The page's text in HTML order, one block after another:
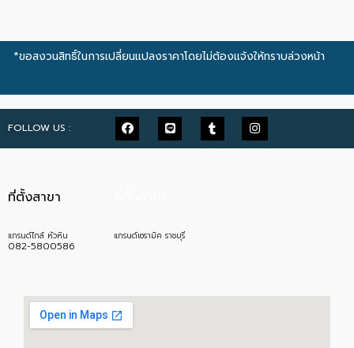
*ขอสงวนสิทธิ์ในการเปลี่ยนแปลงราคาโดยไม่ต้องแจ้งให้ทราบล่วงหน้า
FOLLOW US :
ที่ตั้งสาขา
แกรนด์ไทล์ หัวหิน
082-5800586
แกรนด์เซรามิค ราชบุรี